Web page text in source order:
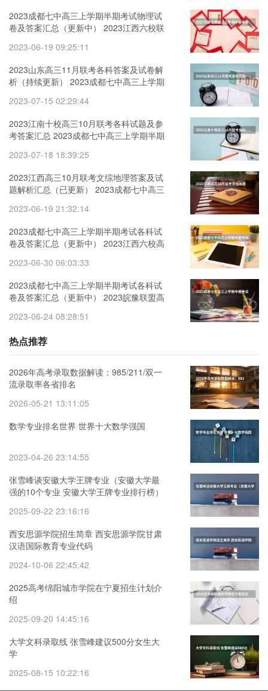
2023成都七中高三上学期半期考试物理试
卷及答案汇总（更新中） 2023江西六校联
2023-06-19 09:25:11
2023山东高三11月联考各科答案及试卷解
析（持续更新） 2023成都七中高三上学期
2023-07-15 02:29:44
2023江南十校高三10月联考各科试题及参
考答案汇总 2023成都七中高三上学期半期
2023-07-18 18:39:25
2023江西高三10月联考文综地理答案及试
题解析汇总（已更新） 2023成都七中高三
新中）
2023-06-19 21:32:14
2023成都七中高三上学期半期考试各科试
卷及答案汇总（更新中） 2023江西六校高
中）
2023-06-30 06:03:33
2023成都七中高三上学期半期考试各科试
卷及答案汇总（更新中） 2023皖豫联盟高
2023-06-24 08:28:51
热点推荐
2026年高考录取数据解读：985/211/双一
流录取率各省排名
2026-05-21 13:11:05
数学专业排名世界 世界十大数学强国
2023-04-26 23:14:55
张雪峰谈安徽大学王牌专业（安徽大学最
强的10个专业 安徽大学王牌专业排行榜）
2025-09-22 23:16:16
西安思源学院招生简章 西安思源学院甘肃
汉语国际教育专业代码
2024-10-06 22:45:42
2025高考绵阳城市学院在宁夏招生计划介
绍
2025-09-20 14:45:16
大学文科录取线 张雪峰建议500分女生大
学
2025-08-15 10:22:16